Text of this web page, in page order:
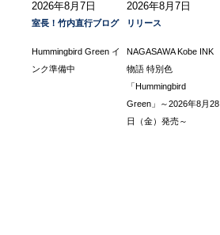
2026年8月7日
室長！竹内直行ブログ
Hummingbird Green イ
ンク準備中
2026年8月7日
リリース
NAGASAWA Kobe INK
物語 特別色
「Hummingbird
Green」～2026年8月28
日（金）発売～